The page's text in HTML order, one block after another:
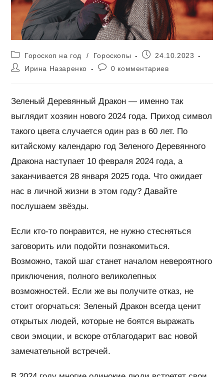
Рубрика
записи:
Гороскоп на год / Гороскопы
Запись24.10.2023
АвторИрина Назаренко
Комментарии
0 комментариев
Зеленый Деревянный Дракон — именно так
выглядит хозяин нового 2024 года. Приход символ
такого цвета случается один раз в 60 лет. По
китайскому календарю год Зеленого Деревянного
Дракона наступает 10 февраля 2024 года, а
заканчивается 28 января 2025 года. Что ожидает
нас в личной жизни в этом году? Давайте
послушаем звёзды.
Если кто-то понравится, не нужно стесняться
заговорить или подойти познакомиться.
Возможно, такой шаг станет началом невероятного
приключения, полного великолепных
возможностей. Если же вы получите отказ, не
стоит огорчаться: Зеленый Дракон всегда ценит
открытых людей, которые не боятся выражать
свои эмоции, и вскоре отблагодарит вас новой
замечательной встречей.